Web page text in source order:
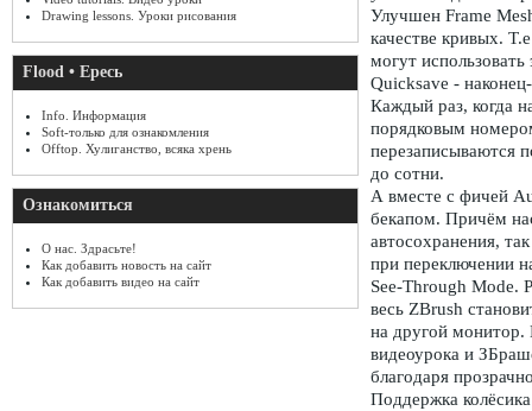
Drawing lessons. Уроки рисования
Flood • Ересь
Info. Информация
Soft-только для ознакомления
Offtop. Хулиганство, всяка хрень
Ознакомиться
О нас. Здрасьте!
Как добавить новость на сайт
Как добавить видео на сайт
Улучшен Frame
качестве кривых.
могут
Quicksave -
Каждый раз, когда
порядковым
перезаписываются
до сотни.
А вместе с фичей
бекапом. Причём
автосохранения,
при переключении
See-Through Mode.
весь ZBrush
на другой
видеоурока и
благодаря
Поддержка